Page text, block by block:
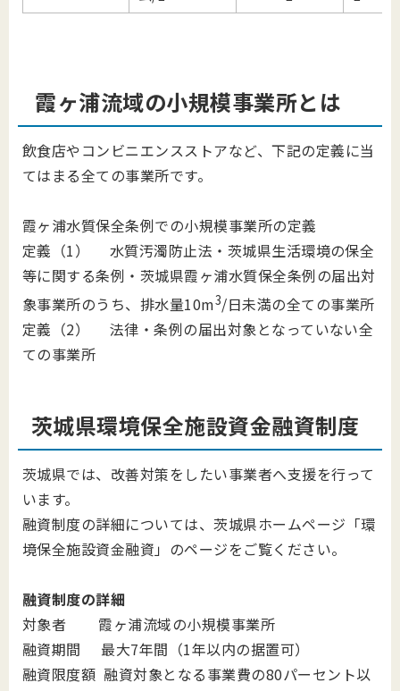
霞ヶ浦流域の小規模事業所とは
飲食店やコンビニエンスストアなど、下記の定義に当
てはまる全ての事業所です。
霞ヶ浦水質保全条例での小規模事業所の定義
定義（1） 水質汚濁防止法・茨城県生活環境の保全
等に関する条例・茨城県霞ヶ浦水質保全条例の届出対
象事業所のうち、排水量10m3/日未満の全ての事業所
定義（2） 法律・条例の届出対象となっていない全
ての事業所
茨城県環境保全施設資金融資制度
茨城県では、改善対策をしたい事業者へ支援を行って
います。
融資制度の詳細については、茨城県ホームページ「環
境保全施設資金融資」のページをご覧ください。
融資制度の詳細
対象者 霞ヶ浦流域の小規模事業所
融資期間 最大7年間（1年以内の据置可）
融資限度額 融資対象となる事業費の80パーセント以